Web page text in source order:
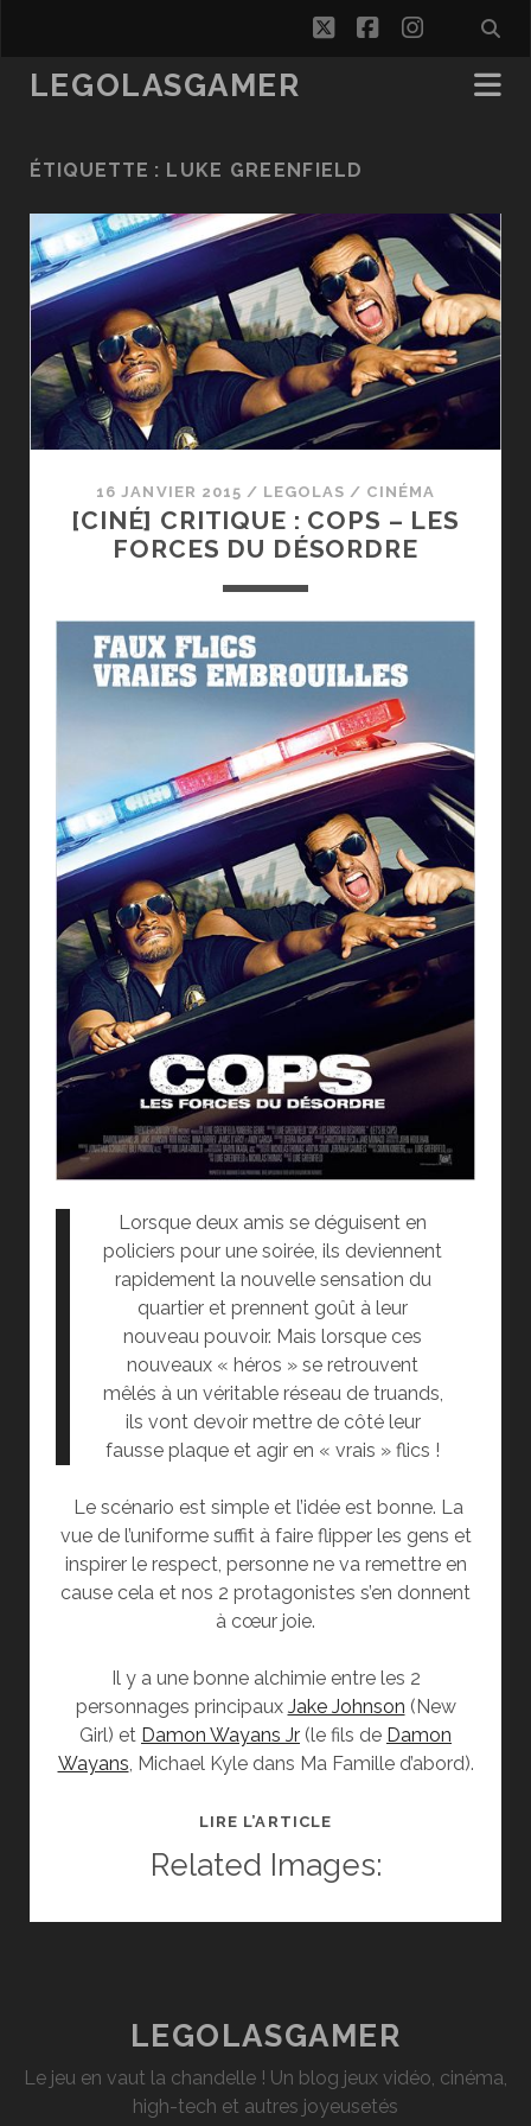
twitterfacebook
LEGOLASGAMER
ÉTIQUETTE : LUKE GREENFIELD
16 JANVIER 2015 / LEGOLAS / CINÉMA
[CINÉ] CRITIQUE : COPS – LES
FORCES DU DÉSORDRE
Lorsque deux amis se déguisent en
policiers pour une soirée, ils deviennent
rapidement la nouvelle sensation du
quartier et prennent goût à leur
nouveau pouvoir. Mais lorsque ces
nouveaux « héros » se retrouvent
mêlés à un véritable réseau de truands,
ils vont devoir mettre de côté leur
fausse plaque et agir en « vrais » flics !
Le scénario est simple et l’idée est bonne. La
vue de l’uniforme suffit à faire flipper les gens et
inspirer le respect, personne ne va remettre en
cause cela et nos 2 protagonistes s’en donnent
à cœur joie.
Il y a une bonne alchimie entre les 2
personnages principaux Jake Johnson (New
Girl) et Damon Wayans Jr (le fils de Damon
Wayans, Michael Kyle dans Ma Famille d’abord).
LIRE L’ARTICLE[CINÉ]
:
DÉSORDRE
Related Images:
LEGOLASGAMER
Le jeu en vaut la chandelle ! Un blog jeux vidéo, cinéma,
high-tech et autres joyeusetés